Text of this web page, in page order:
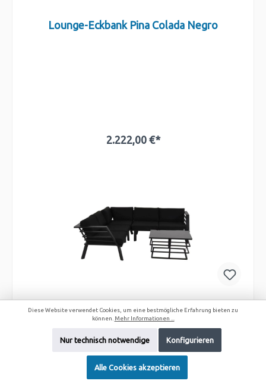
Lounge-Eckbank Pina Colada Negro
2.222,00 €*
Lounge-Eckset Regatta
Diese Website verwendet Cookies, um eine bestmögliche Erfahrung bieten zu
können. Mehr Informationen ...
Nur technisch notwendige Konfigurieren
Alle Cookies akzeptieren